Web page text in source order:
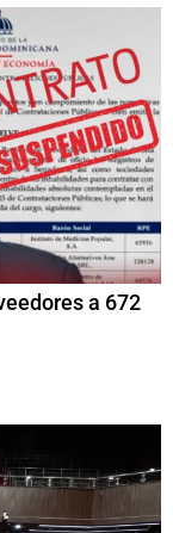
a 672